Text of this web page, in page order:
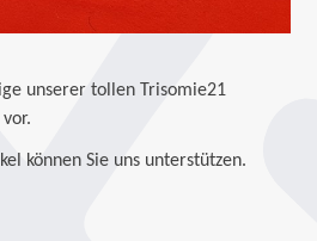
unserer tollen Trisomie21
können Sie uns unterstützen.